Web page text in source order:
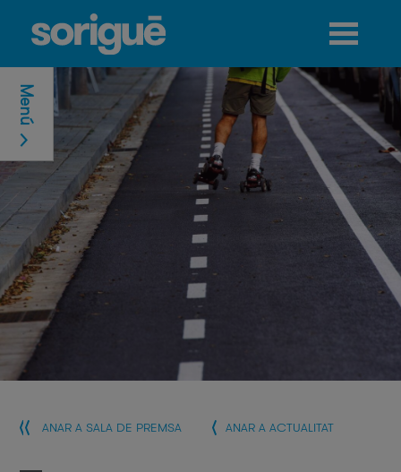
Jump to navigation
ANAR A SALA DE PREMSA ANAR A ACTUALITAT
Menú